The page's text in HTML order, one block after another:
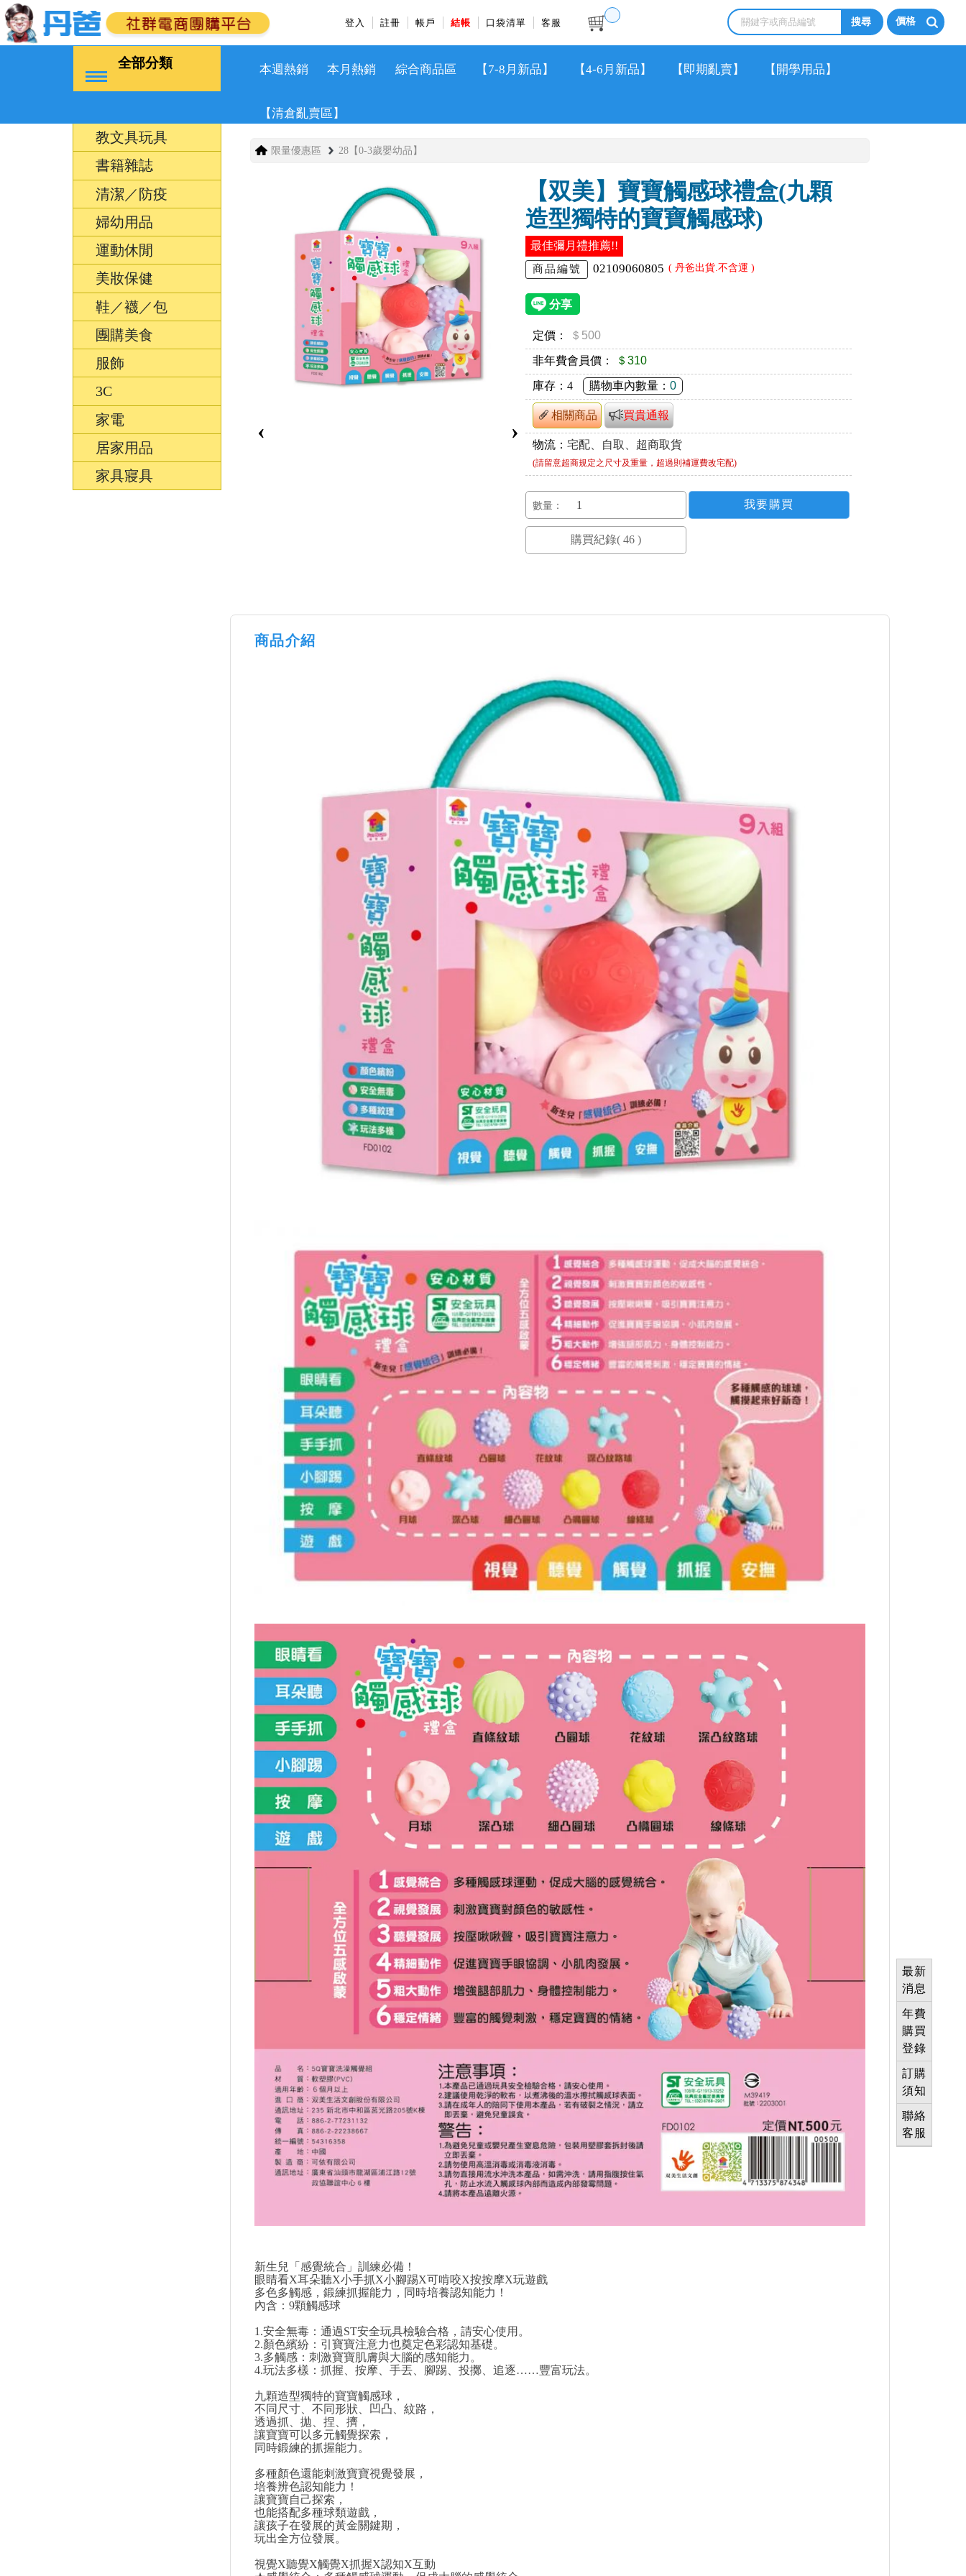
最新
消息
年費
購買
登錄
訂購
須知
聯絡
客服
登入 註冊 帳戶 結帳 口袋清單 客服 價格
全部分類 本週熱銷 本月熱銷 綜合商品區 【7-8月新品】 【4-6月新品】 【即期亂賣】 【開學用品】
【清倉亂賣區】
教文具玩具
書籍雜誌
清潔／防疫
婦幼用品
運動休閒
美妝保健
鞋／襪／包
團購美食
服飾
3C
家電
居家用品
家具寢具
限量優惠區 28【0-3歲嬰幼品】
‹ ›
【双美】寶寶觸感球禮盒(九顆
造型獨特的寶寶觸感球)
最佳彌月禮推薦!!
商品編號 02109060805 ( 丹爸出貨.不含運 )
定價： ＄500
非年費會員價： ＄310
庫存：4 購物車內數量：0
相關商品 買貴通報
物流：宅配、自取、超商取貨
(請留意超商規定之尺寸及重量，超過則補運費改宅配)
數量：
商品介紹
新生兒「感覺統合」訓練必備！
眼睛看X耳朵聽X小手抓X小腳踢X可啃咬X按按摩X玩遊戲
多色多觸感，鍛練抓握能力，同時培養認知能力！
內含：9顆觸感球
1.安全無毒：通過ST安全玩具檢驗合格，請安心使用。
2.顏色繽紛：引寶寶注意力也奠定色彩認知基礎。
3.多觸感：刺激寶寶肌膚與大腦的感知能力。
4.玩法多樣：抓握、按摩、手丟、腳踢、投擲、追逐……豐富玩法。
九顆造型獨特的寶寶觸感球，
不同尺寸、不同形狀、凹凸、紋路，
透過抓、拋、捏、擠，
讓寶寶可以多元觸覺探索，
同時鍛練的抓握能力。
多種顏色還能刺激寶寶視覺發展，
培養辨色認知能力！
讓寶寶自己探索，
也能搭配多種球類遊戲，
讓孩子在發展的黃金關鍵期，
玩出全方位發展。
視覺X聽覺X觸覺X抓握X認知X互動